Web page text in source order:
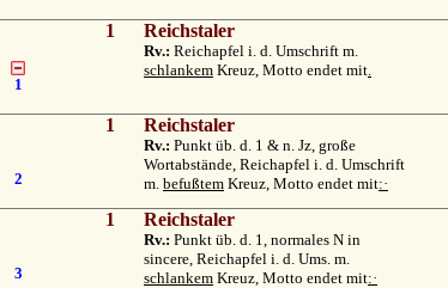
1
1 Reichstaler
Rv.: Reichapfel i. d. Umschrift m.
schlankem Kreuz, Motto endet mit.
2
1 Reichstaler
Rv.: Punkt üb. d. 1 & n. Jz, große
Wortabstände, Reichapfel i. d. Umschrift
m. befußtem Kreuz, Motto endet mit:·
3
1 Reichstaler
Rv.: Punkt üb. d. 1, normales N in
sincere, Reichapfel i. d. Ums. m.
schlankem Kreuz, Motto endet mit:·